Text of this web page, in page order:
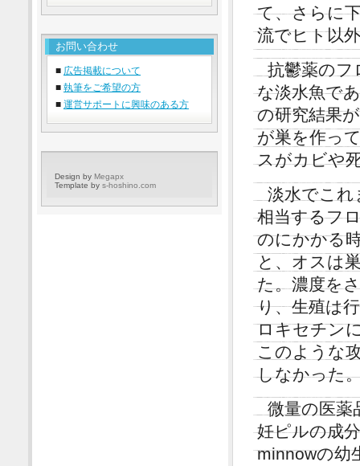
て、さらに
流でヒト以
抗鬱薬のフ
な淡水魚で
の研究結果
が巣を作っ
スがカビや
淡水でこれ
相当するフ
のにかかる
と、オスは
た。濃度を
り、生殖は
ロキセチン
このような
しなかった
微量の医薬
妊ピルの成
minnowの幼
お問い合わせ
■ 広告掲載について
■ 執筆をご希望の方
■ 運営サポートに興味のある方
Design by Megapx
Template by s-hoshino.com